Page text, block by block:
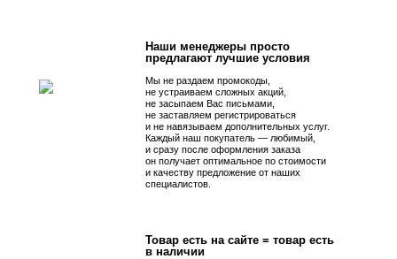
Наши менеджеры просто
предлагают лучшие условия
Мы не раздаем промокоды,
не устраиваем сложных акций,
не засыпаем Вас письмами,
не заставляем регистрироваться
и не навязываем дополнительных услуг.
Каждый наш покупатель — любимый,
и сразу после оформления заказа
он получает оптимальное по стоимости
и качеству предложение от наших
специалистов.
Товар есть на сайте = товар есть
в наличии